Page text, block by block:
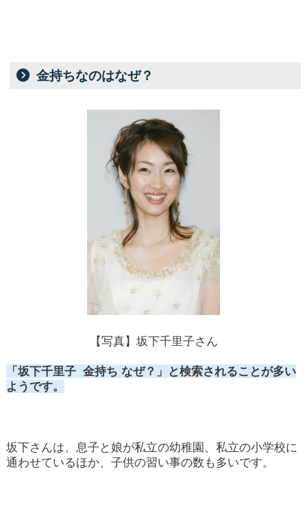
金持ちなのはなぜ？
【写真】坂下千里子さん
「坂下千里子 金持ち なぜ？」と検索されることが多い
ようです。
坂下さんは、息子と娘が私立の幼稚園、私立の小学校に
通わせているほか、子供の習い事の数も多いです。